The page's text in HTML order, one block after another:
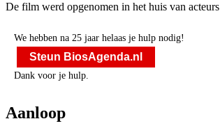
De film werd opgenomen in het huis van acteurs
We hebben na 25 jaar helaas je hulp nodig!
Steun BiosAgenda.nl
Dank voor je hulp.
Aanloop